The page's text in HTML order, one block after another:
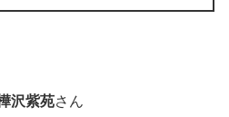
沢紫苑さん